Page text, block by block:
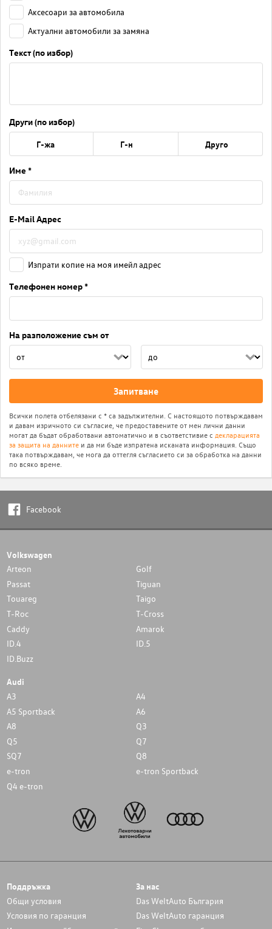
Аксесоари за автомобила
Актуални автомобили за замяна
Текст (по избор)
Други (по избор)
Г-жа Г-н Друго
Име *
E-Mail Адрес
Изпрати копие на моя имейл адрес
Телефонен номер *
На разположение съм от
Запитване
Всички полета отбелязани с * са задължителни. С настоящото потвърждавам
и давам изричното си съгласие, че предоставените от мен лични данни
могат да бъдат обработвани автоматично и в съответстивие с декларацията
за защита на данните и да ми бъде изпратена исканата информация. Също
така потвърждавам, че мога да оттегля съгласието си за обработка на данни
по всяко време.
Facebook
Volkswagen
Arteon
Golf
Passat
Tiguan
Touareg
Taigo
T-Roc
T-Cross
Caddy
Amarok
ID.4
ID.5
ID.Buzz
Audi
A3
A4
A5 Sportback
A6
A8
Q3
Q5
Q7
SQ7
Q8
e-tron
e-tron Sportback
Q4 e-tron
Поддръжка
Общи условия
Условия по гаранция
За нас
Das WeltAuto България
Das WeltAuto гаранция